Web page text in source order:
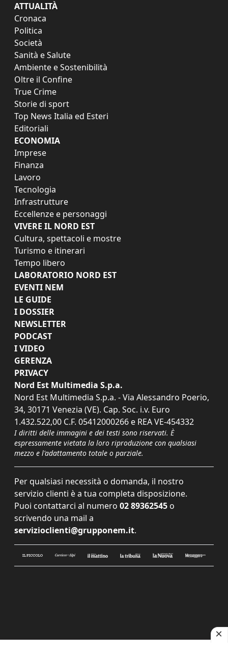
ATTUALITÀ
Cronaca
Politica
Società
Sanità e Salute
Ambiente e Sostenibilità
Oltre il Confine
True Crime
Storie di sport
Top News Italia ed Esteri
Editoriali
ECONOMIA
Imprese
Finanza
Lavoro
Tecnologia
Infrastrutture
Eccellenze e personaggi
VIVERE IL NORD EST
Cultura, spettacoli e mostre
Turismo e itinerari
Tempo libero
LABORATORIO NORD EST
EVENTI NEM
LE GUIDE
I DOSSIER
NEWSLETTER
PODCAST
I VIDEO
GERENZA
PRIVACY
Nord Est Multimedia S.p.a.
Nord Est Multimedia S.p.a. - Via Alessandro Poerio,
34, 30171 Venezia (VE). Cap. Soc. i.v. Euro
1.432.522,00 C.F. 05412000266 e REA VE-454332
I diritti delle immagini e dei testi sono riservati. È
espressamente vietata la loro riproduzione con qualsiasi
mezzo e l'adattamento totale o parziale.
Per qualsiasi necessità o domanda, il nostro
servizio clienti è a tua completa disposizione.
Puoi contattarci al numero 02 89362545 o
scrivendo una mail a
servizioclienti@grupponem.it.